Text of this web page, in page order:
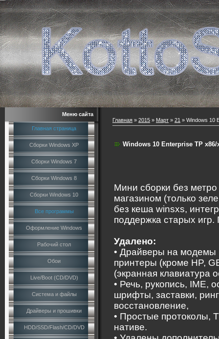
Меню сайта
Главная страница
Сборки Windows XP
Сборки Windows 7
Сборки Windows 8
Сборки Windows 10
Все программы
Оформление Windows
Рабочий стол
Обои
Live/Boot (CD/DVD)
Система и файлы
Драйверы и прошивки
HDD/SSD/Flash/CD/DVD
Главная » 2015 » Март » 21 » Windows 10
Windows 10 Enterprise TP
Мини сборки без
магазином (только
без кеша winsxs,
поддержка старых
Удалено:
• Драйверы на модемы
принтеры (кроме HP,
(экранная клавиатура
• Речь, рукопись, IME,
шрифты, заставки,
восстановление,
• Простые протоколы,
нативе.